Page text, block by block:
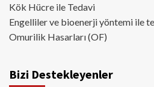
Kök Hücre ile Tedavi
Engelliler ve bioenerji yöntemi ile
Omurilik Hasarları (OF)
Bizi Destekleyenler